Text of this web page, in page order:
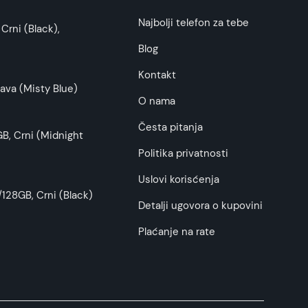
što tačnije i detaljnije ali ne može da
(Black),
(Misty Blue)
Crni (Midnight
Crni (Black)
Najbolji telefon za tebe
Blog
Kontakt
O nama
Česta pitanja
Politika privatnosti
Uslovi korisćenja
Detalji ugovora o kupovini
Plaćanje na rate